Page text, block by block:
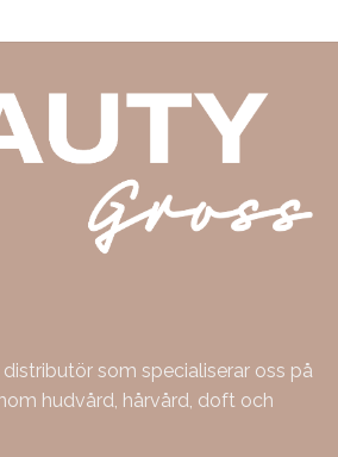
som specialiserar oss på
hudvård, hårvård, doft och